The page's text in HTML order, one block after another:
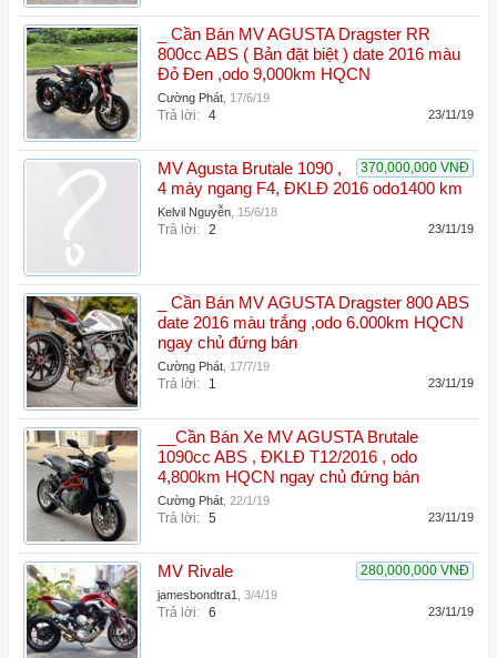
_ Cần Bán MV AGUSTA Dragster RR
800cc ABS ( Bản đặt biệt ) date 2016 màu
Đỏ Đen ,odo 9,000km HQCN
Cường Phát 17/6/19
Trả lời: 4 23/11/19
370,000,000 VNĐ
MV Agusta Brutale 1090 ,
4 máy ngang F4, ĐKLĐ 2016 odo1400 km
Kelvil Nguyễn 15/6/18
Trả lời: 2 23/11/19
_ Cần Bán MV AGUSTA Dragster 800 ABS
date 2016 màu trắng ,odo 6.000km HQCN
ngay chủ đứng bán
Cường Phát 17/7/19
Trả lời: 1 23/11/19
__Cần Bán Xe MV AGUSTA Brutale
1090cc ABS , ĐKLĐ T12/2016 , odo
4,800km HQCN ngay chủ đứng bán
Cường Phát 22/1/19
Trả lời: 5 23/11/19
280,000,000 VNĐ
MV Rivale
jamesbondtra1 3/4/19
Trả lời: 6 23/11/19